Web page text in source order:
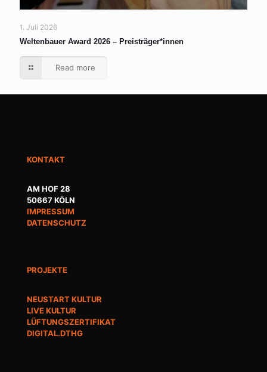
1. Juli 2026
Weltenbauer Award 2026 – Preisträger*innen
Read more
KONTAKT
AM HOF 28
50667 KÖLN
IMPRESSUM
DATENSCHUTZ
PROJEKTE
NEUSTART KULTUR
LIVE KULTUR
LÜFTUNGSZERTIFIKAT
DIGITAL.DTHG